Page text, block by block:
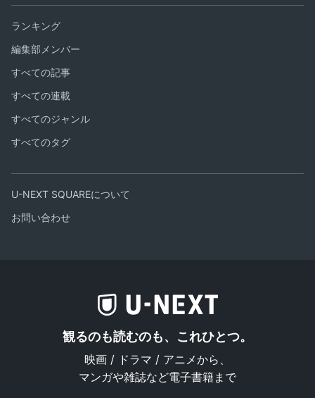
ランキング
編集部メンバー
すべての記事
すべての連載
すべてのジャンル
すべてのタグ
U-NEXT SQUAREについて
お問い合わせ
観るのも読むのも、これひとつ。
映画 / ドラマ / アニメから、
マンガや雑誌など電子書籍まで